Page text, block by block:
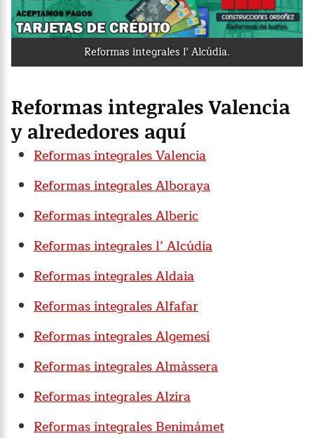
Reformas integrales l’ Alcúdia.
Reformas integrales Valencia
y alrededores aquí
Reformas integrales Valencia
Reformas integrales Alboraya
Reformas integrales Alberic
Reformas integrales l’ Alcúdia
Reformas integrales Aldaia
Reformas integrales Alfafar
Reformas integrales Algemesí
Reformas integrales Almàssera
Reformas integrales Alzira
Reformas integrales Benimámet